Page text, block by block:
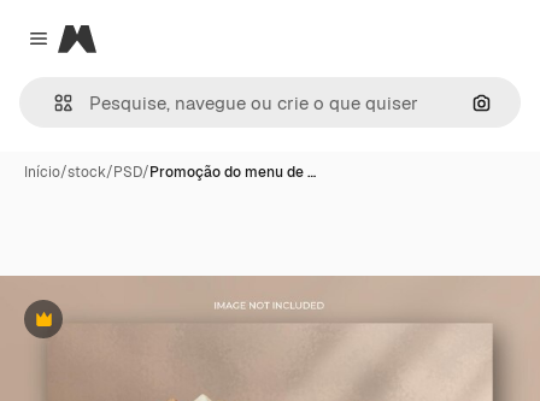
Close menu
Magnific
Início/stock/PSD/Promoção do menu de …
Premium